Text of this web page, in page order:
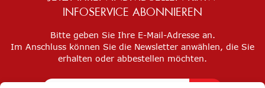
INFOSERVICE ABONNIEREN
Bitte geben Sie Ihre E-Mail-Adresse an.
Im Anschluss können Sie die Newsletter anwählen, die Sie
erhalten oder abbestellen möchten.